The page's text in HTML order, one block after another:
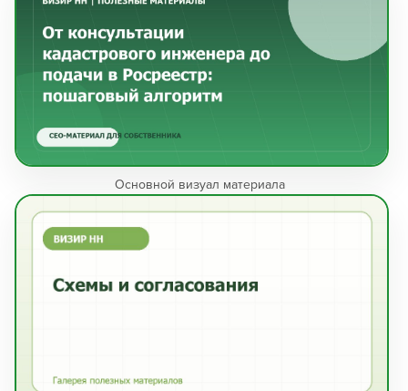
Кадастровые работы >>
Основной визуал материала